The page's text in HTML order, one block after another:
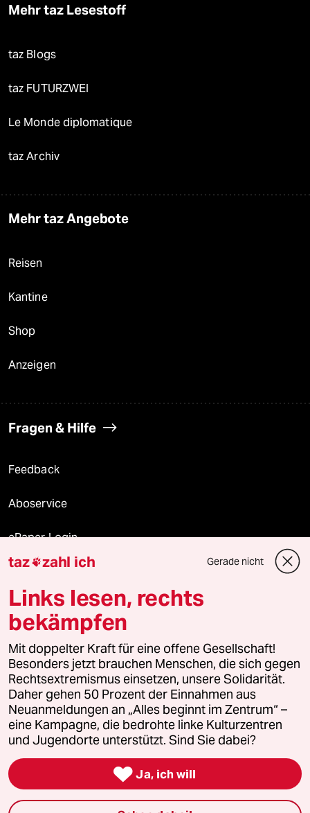
Mehr taz Lesestoff
taz Blogs
taz FUTURZWEI
Le Monde diplomatique
taz Archiv
Mehr taz Angebote
Reisen
Kantine
Shop
Anzeigen
Fragen & Hilfe
Feedback
Aboservice
ePaper Login
Downloads für Abonnierende
© 2026 taz Verlags und Vertriebs GmbH
Alle Rechte vorbehalten. Bei rechtlichen Fragen oder für Genehmigungen
wenden Sie sich bitte an
lizenzen@taz.de
Feedback Redaktionsstatut Kommune-Richtlinien
Leitlinie Informant Datenschutz Impressum AGB
Seitenwende Einwilligungen widerrufen (Ads)
taz zahl ich Gerade nicht
Links lesen, rechts
bekämpfen
Mit doppelter Kraft für eine offene Gesellschaft!
Besonders jetzt brauchen Menschen, die sich gegen
Rechtsextremismus einsetzen, unsere Solidarität.
Daher gehen 50 Prozent der Einnahmen aus
Neuanmeldungen an „Alles beginnt im Zentrum“ –
eine Kampagne, die bedrohte linke Kulturzentren
und Jugendorte unterstützt. Sind Sie dabei?
 Ja, ich will